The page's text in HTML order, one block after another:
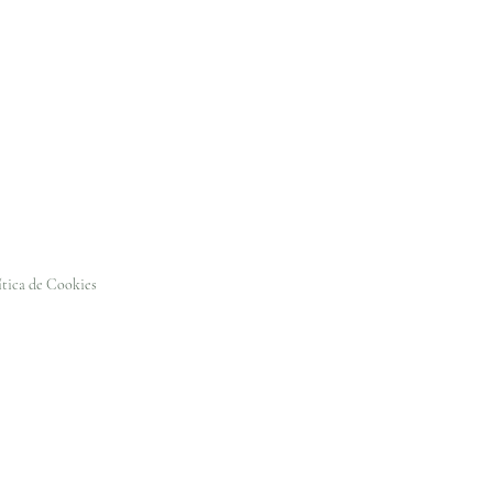
de Cookies